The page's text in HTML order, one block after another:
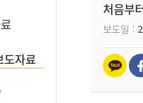
도자료
처음부
보도일